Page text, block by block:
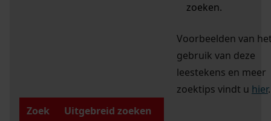
zoeken.
Voorbeelden van
gebruik van deze
leestekens en meer
zoektips vindt u hier.
Zoek
Uitgebreid zoeken